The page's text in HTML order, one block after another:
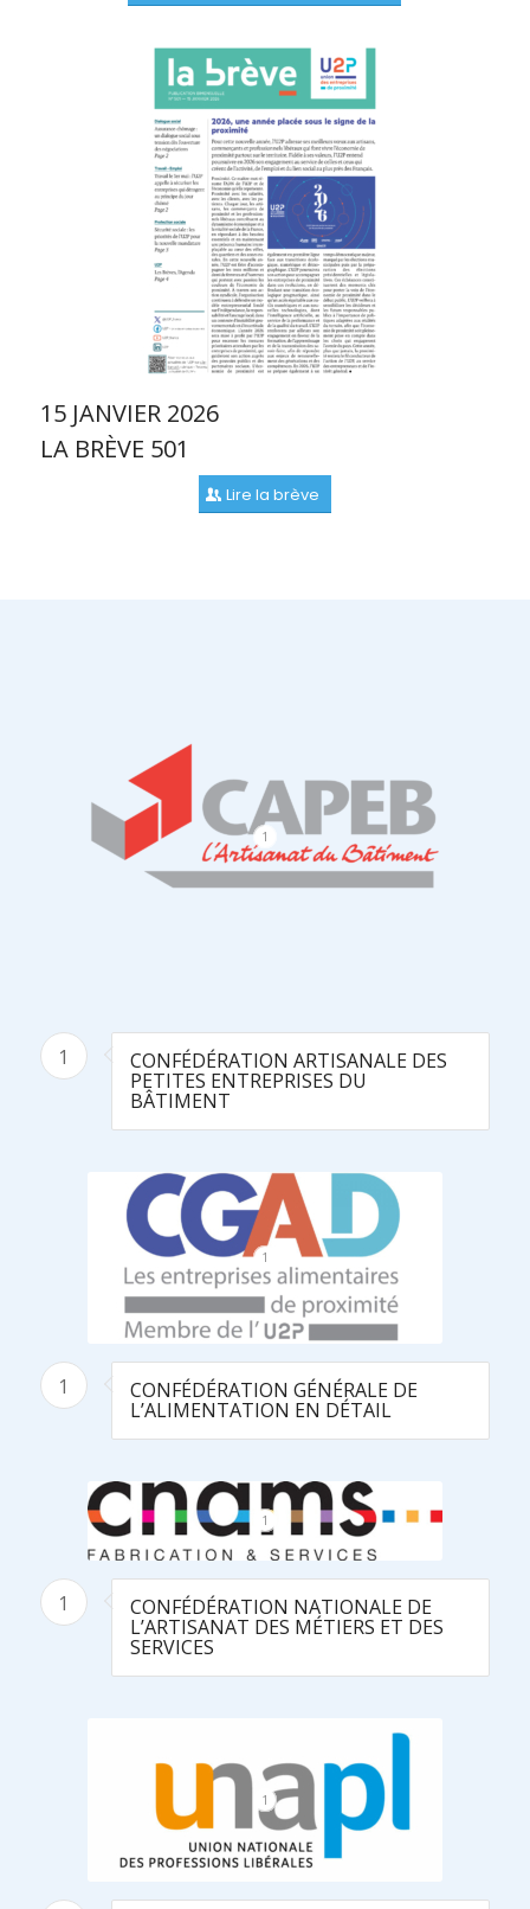
15 JANVIER 2026
LA BRÈVE 501
Lire la brève
1
1 CONFÉDÉRATION ARTISANALE DES
PETITES ENTREPRISES DU
BÂTIMENT
1
1 CONFÉDÉRATION GÉNÉRALE DE
L’ALIMENTATION EN DÉTAIL
1
1 CONFÉDÉRATION NATIONALE DE
L’ARTISANAT DES MÉTIERS ET DES
SERVICES
1